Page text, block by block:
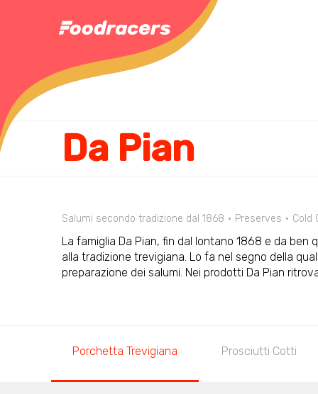
Da Pian
Salumi secondo tradizione dal 1868 Preserves Cold
La famiglia Da Pian, fin dal lontano 1868 e da
alla tradizione trevigiana. Lo fa nel segno della
preparazione dei salumi. Nei prodotti Da Pian
Porchetta Trevigiana Prosciutti Cotti